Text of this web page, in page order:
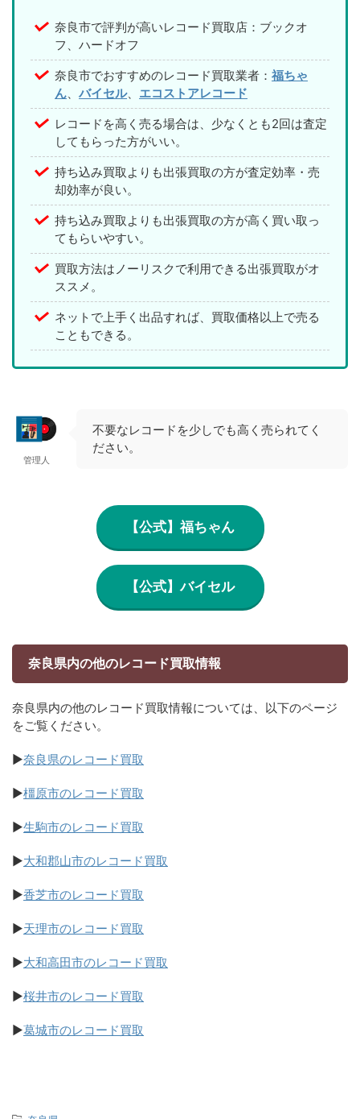
奈良市で評判が高いレコード買取店：ブックオ
フ、ハードオフ
奈良市でおすすめのレコード買取業者： 福ちゃ
ん
バイセル、 エコストアレコード
レコードを高く売る場合は、少なくとも2回は査定
してもらった方がいい。
持ち込み買取よりも出張買取の方が査定効率・売
却効率が良い。
持ち込み買取よりも出張買取の方が高く買い取っ
てもらいやすい。
買取方法はノーリスクで利用できる出張買取がオ
ススメ。
ネットで上手く出品すれば、買取価格以上で売る
こともできる。
管理人
不要なレコードを少しでも高く売られてく
ださい。
【公式】福ちゃん
【公式】バイセル
奈良県内の他のレコード買取情報
奈良県内の他のレコード買取情報については、以下のページ
をご覧ください。
▶奈良県のレコード買取
▶橿原市のレコード買取
▶生駒市のレコード買取
▶大和郡山市のレコード買取
▶香芝市のレコード買取
▶天理市のレコード買取
▶大和高田市のレコード買取
▶桜井市のレコード買取
▶葛城市のレコード買取